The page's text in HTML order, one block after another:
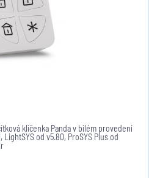
klíčenka Panda v bílém provedení
od v5.80, ProSYS Plus od